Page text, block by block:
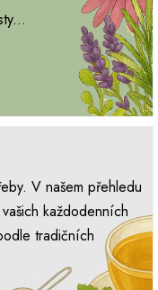
V našem přehledu
každodenních
tradičních